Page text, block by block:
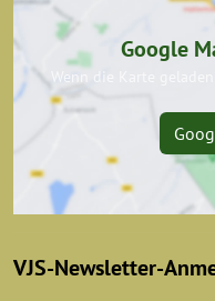
Google
Wenn die Karte
VJS-Newsletter-